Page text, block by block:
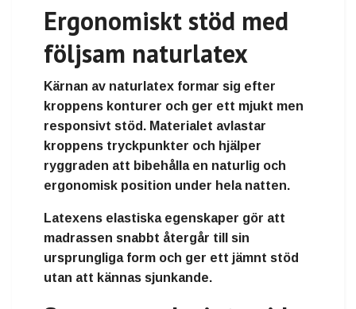
Ergonomiskt stöd med
följsam naturlatex
Kärnan av naturlatex formar sig efter
kroppens konturer och ger ett mjukt men
responsivt stöd. Materialet avlastar
kroppens tryckpunkter och hjälper
ryggraden att bibehålla en naturlig och
ergonomisk position under hela natten.
Latexens elastiska egenskaper gör att
madrassen snabbt återgår till sin
ursprungliga form och ger ett jämnt stöd
utan att kännas sjunkande.